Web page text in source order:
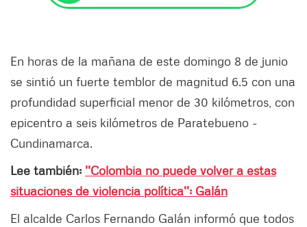
En horas de la mañana de este domingo 8 de junio
se sintió un fuerte temblor de magnitud 6.5 con una
profundidad superficial menor de 30 kilómetros, con
epicentro a seis kilómetros de Paratebueno -
Cundinamarca.
Lee también: ''Colombia no puede volver a estas
situaciones de violencia política'': Galán
El alcalde Carlos Fernando Galán informó que todos